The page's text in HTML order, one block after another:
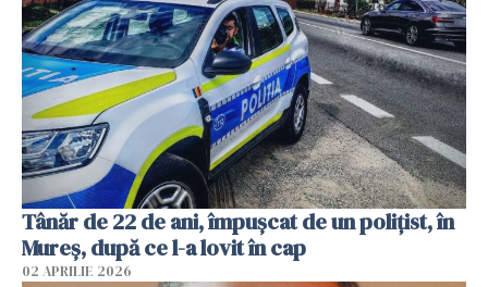
Tânăr de 22 de ani, împușcat de un polițist, în
Mureș, după ce l-a lovit în cap
02 APRILIE 2026